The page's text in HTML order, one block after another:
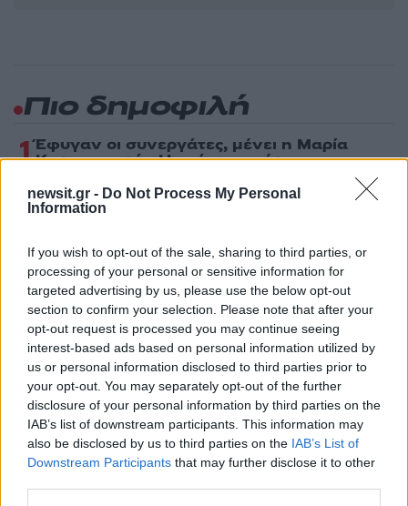
newsit.gr - Do Not Process My Personal
Information
If you wish to opt-out of the sale, sharing to third parties, or
processing of your personal or sensitive information for
targeted advertising by us, please use the below opt-out
section to confirm your selection. Please note that after your
opt-out request is processed you may continue seeing
interest-based ads based on personal information utilized by
us or personal information disclosed to third parties prior to
your opt-out. You may separately opt-out of the further
disclosure of your personal information by third parties on the
IAB’s list of downstream participants. This information may
also be disclosed by us to third parties on the IAB’s List of
Downstream Participants that may further disclose it to other
Πιο δημοφιλή
1 Έφυγαν οι συνεργάτες, μένει η Μαρία
Καρυστιανού - Η επόμενη μέρα για την
2Συγκίνηση στο τελευταίο αντίο στον Λάκη
φωνή της μεταπολίτευσης
3Ο Κώστας Σαμαράς δημοσίευσε μία παιδική
φωτογραφία για την επέτειο θανάτου της
αδελφής του, Λένας
4Ποιος είναι ο ελληνοκύπριος Sir Ντέμης
Χασάμπης: Από το σκάκι, στο Νόμπελ
Χημείας και στο «τιμόνι» της AI της Google
5Το πολωμένο μελτέμι που τροφοδότησε τις
φωτιές σε Αττική και Βοιωτία: «Από τα
ισχυρότερα επεισόδια των τελευταίων 50
χρόνων»